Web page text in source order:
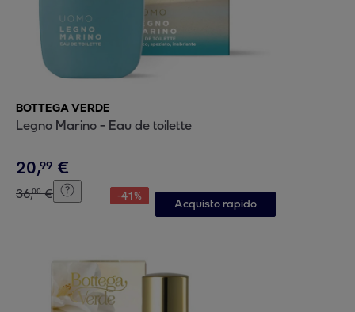
BOTTEGA VERDE
Legno Marino - Eau de toilette
20,99 €
36,00 € -41%
Acquisto rapido